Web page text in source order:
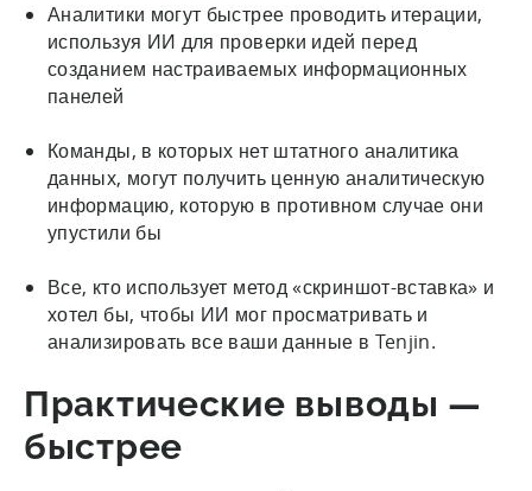
Аналитики могут быстрее проводить итерации,
используя ИИ для проверки идей перед
созданием настраиваемых информационных
панелей
Команды, в которых нет штатного аналитика
данных, могут получить ценную аналитическую
информацию, которую в противном случае они
упустили бы
Все, кто использует метод «скриншот-вставка» и
хотел бы, чтобы ИИ мог просматривать и
анализировать все ваши данные в Tenjin.
Практические выводы —
быстрее